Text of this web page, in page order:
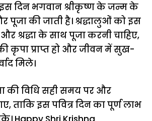
दिन भगवान श्रीकृष्ण के जन्म के
पूजा की जाती है। श्रद्धालुओं को इस
श्रद्धा के साथ पूजा करनी चाहिए,
कृपा प्राप्त हो और जीवन में सुख-
मिले।
की विधि सही समय पर और
ताकि इस पवित्र दिन का पूर्ण लाभ